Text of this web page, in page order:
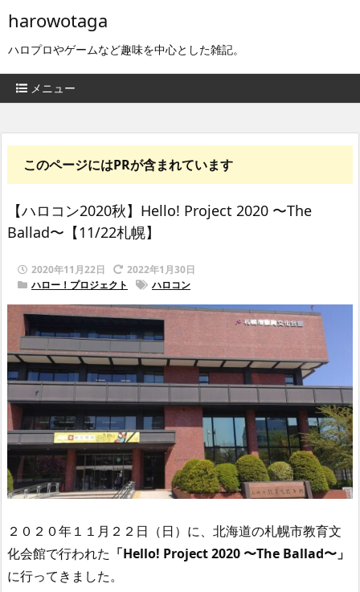
harowotaga
ハロプロやゲームなど趣味を中心とした雑記。
メニュー
このページにはPRが含まれています
【ハロコン2020秋】Hello! Project 2020 〜The
Ballad〜【11/22札幌】
2020年11月22日
2022年1月30日
ハロー！プロジェクト
ハロコン
２０２０年１１月２２日（日）に、北海道の札幌市教育文
化会館で行われた 「Hello! Project 2020 〜The Ballad〜」
に行ってきました。